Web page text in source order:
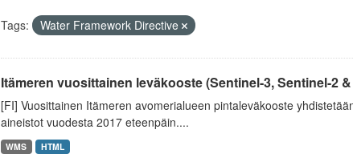
Tags: Water Framework Directive
Itämeren vuosittainen leväkooste (Sentinel-3, Sentinel-2
[FI] Vuosittainen Itämeren avomerialueen pintaleväkooste
aineistot vuodesta 2017 eteenpäin....
WMS HTML